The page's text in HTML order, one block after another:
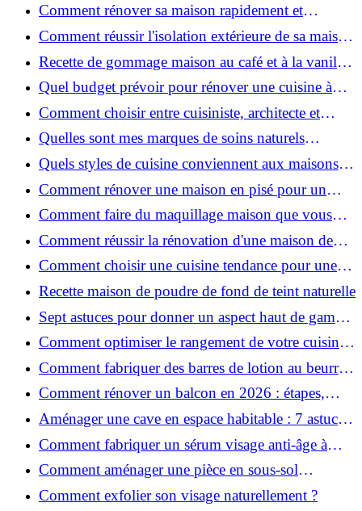
Comment rénover sa maison rapidement et
efficacement ?
Comment réussir l'isolation extérieure de sa maison
pour une rénovation performante et durable ?
Recette de gommage maison au café et à la vanille
pour une peau douce
Quel budget prévoir pour rénover une cuisine à
Voiron en 2026 : coûts et aides locales ?
Comment choisir entre cuisiniste, architecte et
contractant général à Voiron ?
Quelles sont mes marques de soins naturels
préférées ?
Quels styles de cuisine conviennent aux maisons et
appartements du Voironnais ?
Comment rénover une maison en pisé pour un
habitat sain et performant ?
Comment faire du maquillage maison que vous
utiliserez vraiment ?
Comment réussir la rénovation d'une maison de
ville en 2026 ?
Comment choisir une cuisine tendance pour une
rénovation en 2026 ?
Recette maison de poudre de fond de teint naturelle
Sept astuces pour donner un aspect haut de gamme
à votre cuisine
Comment optimiser le rangement de votre cuisine
et gagner de la place ?
Comment fabriquer des barres de lotion au beurre
de karité ?
Comment rénover un balcon en 2026 : étapes,
budget et matériaux ?
Aménager une cave en espace habitable : 7 astuces
essentielles
Comment fabriquer un sérum visage anti-âge à
l'huile de rose musquée ?
Comment aménager une pièce en sous-sol
efficacement ?
Comment exfolier son visage naturellement ?